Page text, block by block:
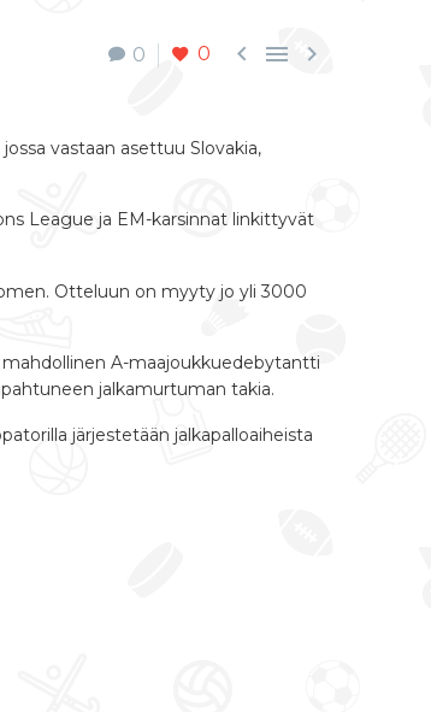
0 0   
vastaan asettuu Slovakia,
League ja EM-karsinnat linkittyvät
Otteluun on myyty jo yli 3000
mahdollinen A-maajoukkuedebytantti
jalkamurtuman takia.
järjestetään jalkapalloaiheista